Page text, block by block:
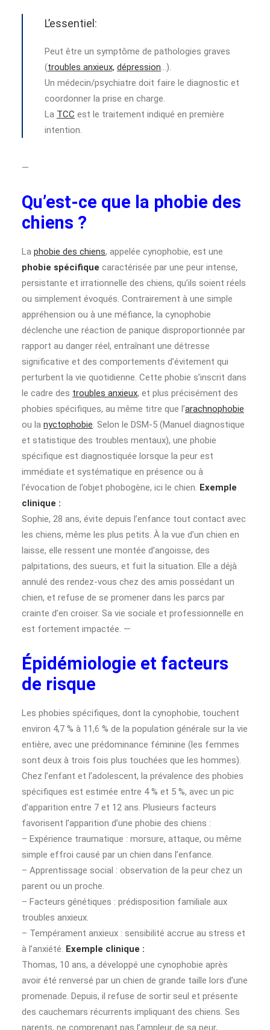
L’essentiel:
Peut être un symptôme de pathologies graves
(troubles anxieux, dépression…).
Un médecin/psychiatre doit faire le diagnostic et
coordonner la prise en charge.
La TCC est le traitement indiqué en première
intention.
—
Qu’est-ce que la phobie des
chiens ?
La phobie des chiens, appelée cynophobie, est une
phobie spécifique caractérisée par une peur intense,
persistante et irrationnelle des chiens, qu’ils soient réels
ou simplement évoqués. Contrairement à une simple
appréhension ou à une méfiance, la cynophobie
déclenche une réaction de panique disproportionnée par
rapport au danger réel, entraînant une détresse
significative et des comportements d’évitement qui
perturbent la vie quotidienne. Cette phobie s’inscrit dans
le cadre des troubles anxieux, et plus précisément des
phobies spécifiques, au même titre que l’arachnophobie
ou la nyctophobie. Selon le DSM-5 (Manuel diagnostique
et statistique des troubles mentaux), une phobie
spécifique est diagnostiquée lorsque la peur est
immédiate et systématique en présence ou à
l’évocation de l’objet phobogène, ici le chien. Exemple
clinique :
Sophie, 28 ans, évite depuis l’enfance tout contact avec
les chiens, même les plus petits. À la vue d’un chien en
laisse, elle ressent une montée d’angoisse, des
palpitations, des sueurs, et fuit la situation. Elle a déjà
annulé des rendez-vous chez des amis possédant un
chien, et refuse de se promener dans les parcs par
crainte d’en croiser. Sa vie sociale et professionnelle en
est fortement impactée. —
Épidémiologie et facteurs
de risque
Les phobies spécifiques, dont la cynophobie, touchent
environ 4,7 % à 11,6 % de la population générale sur la vie
entière, avec une prédominance féminine (les femmes
sont deux à trois fois plus touchées que les hommes).
Chez l’enfant et l’adolescent, la prévalence des phobies
spécifiques est estimée entre 4 % et 5 %, avec un pic
d’apparition entre 7 et 12 ans. Plusieurs facteurs
favorisent l’apparition d’une phobie des chiens :
– Expérience traumatique : morsure, attaque, ou même
simple effroi causé par un chien dans l’enfance.
– Apprentissage social : observation de la peur chez un
parent ou un proche.
– Facteurs génétiques : prédisposition familiale aux
troubles anxieux.
– Tempérament anxieux : sensibilité accrue au stress et
à l’anxiété. Exemple clinique :
Thomas, 10 ans, a développé une cynophobie après
avoir été renversé par un chien de grande taille lors d’une
promenade. Depuis, il refuse de sortir seul et présente
des cauchemars récurrents impliquant des chiens. Ses
parents, ne comprenant pas l’ampleur de sa peur,